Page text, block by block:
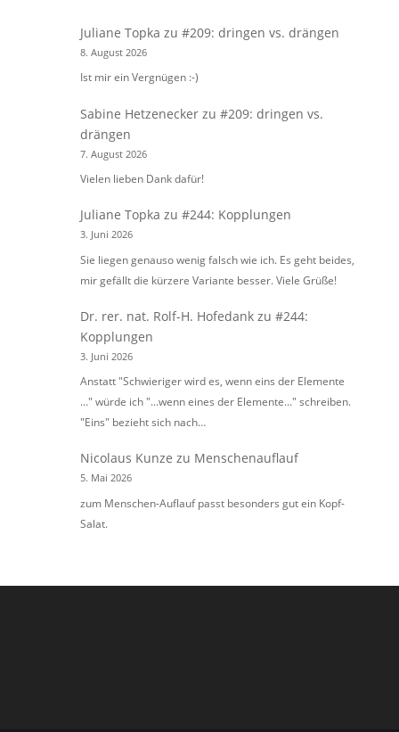
Juliane Topka zu#209: dringen vs. drängen
8. August 2026
Ist mir ein Vergnügen :-)
Sabine Hetzenecker zu#209: dringen vs.
drängen
7. August 2026
Vielen lieben Dank dafür!
Juliane Topka zu#244: Kopplungen
3. Juni 2026
Sie liegen genauso wenig falsch wie ich. Es geht beides,
mir gefällt die kürzere Variante besser. Viele Grüße!
Dr. rer. nat. Rolf-H. Hofedank zu#244:
Kopplungen
3. Juni 2026
Anstatt "Schwieriger wird es, wenn eins der Elemente
..." würde ich "...wenn eines der Elemente..." schreiben.
"Eins" bezieht sich nach…
Nicolaus Kunze zu Menschenauflauf
5. Mai 2026
zum Menschen-Auflauf passt besonders gut ein Kopf-
Salat.